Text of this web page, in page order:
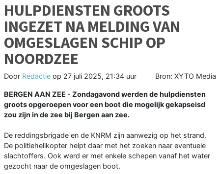
HULPDIENSTEN GROOTS
INGEZET NA MELDING VAN
OMGESLAGEN SCHIP OP
NOORDZEE
Door Redactie op 27 juli 2025, 21:34 uur Bron: XYTO Media
BERGEN AAN ZEE - Zondagavond werden de hulpdiensten
groots opgeroepen voor een boot die mogelijk gekapseisd
zou zijn in de zee bij Bergen aan zee.
De reddingsbrigade en de KNRM zijn aanwezig op het strand.
De politiehelikopter helpt daar met het zoeken naar eventuele
slachtoffers. Ook werd er met enkele schepen vanaf het water
gezocht naar de omgeslagen boot.